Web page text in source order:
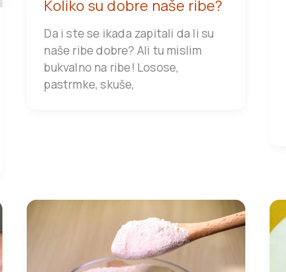
Koliko su dobre naše ribe?
Da i ste se ikada zapitali da li su
naše ribe dobre? Ali tu mislim
bukvalno na ribe! Losose,
pastrmke, skuše,